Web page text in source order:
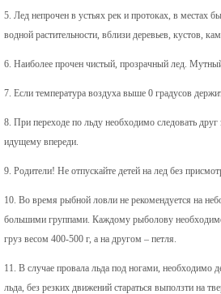
5. Лед непрочен в устьях рек и протоках, в местах
водной растительности, вблизи деревьев, кустов,
6. Наиболее прочен чистый, прозрачный лед.
7. Если температура воздуха выше 0 градусов
8. При переходе по льду необходимо следовать
идущему впереди.
9. Родители! Не отпускайте детей на лед без
10. Во время рыбной ловли не рекомендуется на
большими группами. Каждому рыболову
груз весом 400-500 г, а на другом – петля.
11. В случае провала льда под ногами, необходимо
льда, без резких движений стараться выползти на